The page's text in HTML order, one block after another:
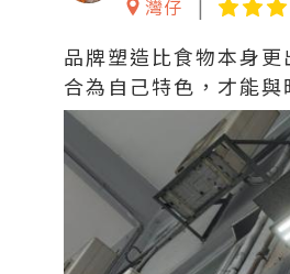
灣仔
品牌塑造比食物本身
合為自己特色，才能